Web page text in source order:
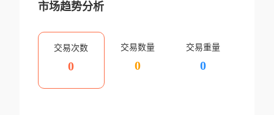
市场趋势分析
交易次数
0
交易数量
0
交易重量
0